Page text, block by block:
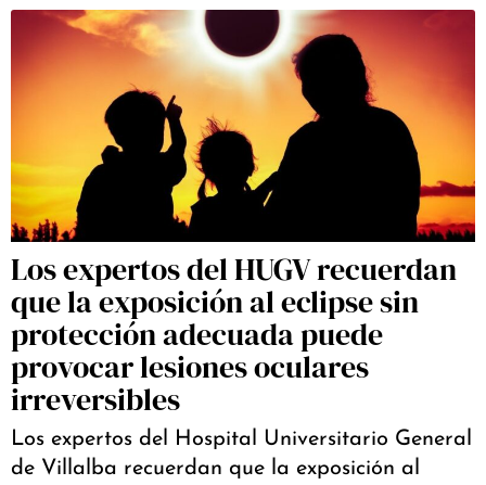
Los expertos del HUGV recuerdan
que la exposición al eclipse sin
protección adecuada puede
provocar lesiones oculares
irreversibles
Los expertos del Hospital Universitario General
de Villalba recuerdan que la exposición al